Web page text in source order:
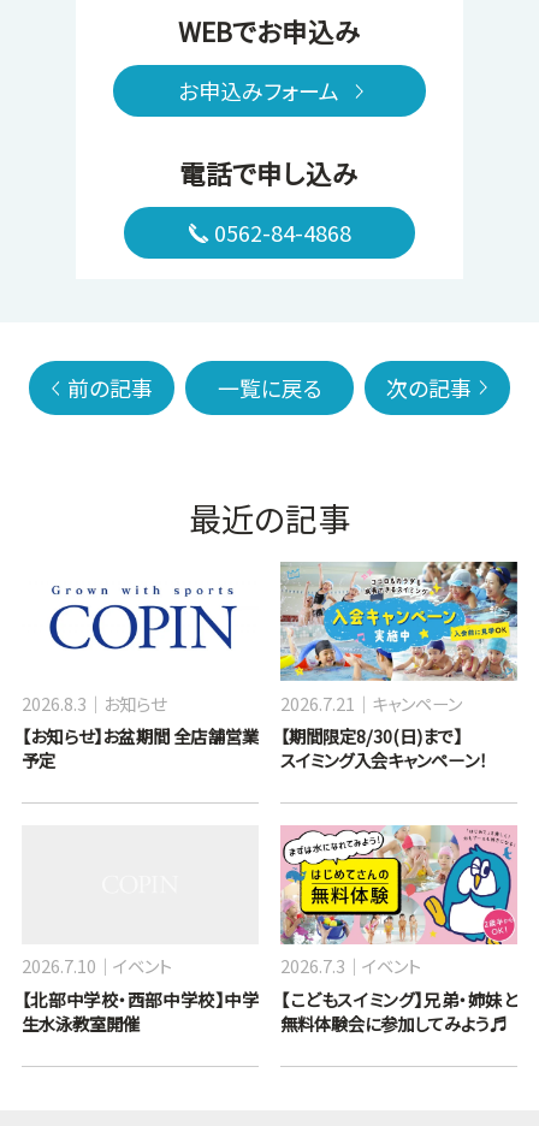
WEBでお申込み
お申込みフォーム
電話で申し込み
0562-84-4868
前の記事 一覧に戻る 次の記事
最近の記事
【お知らせ】お盆期間 全店舗営業
予定
2026.8.3
お知らせ
【期間限定8/30(日)まで】
スイミング入会キャンペーン！
2026.7.21 キャンペーン
【北部中学校・西部中学校】中学
生水泳教室開催
2026.7.10
イベント
【こどもスイミング】兄弟・姉妹と
無料体験会に参加してみよう♬
2026.7.3 イベント